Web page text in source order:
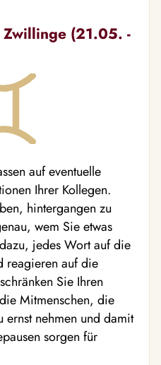
(21.05. -
auf eventuelle
Ihrer Kollegen.
hintergangen zu
wem Sie etwas
jedes Wort auf die
reagieren auf die
Sie Ihren
Mitmenschen, die
ernst nehmen und damit
sorgen für